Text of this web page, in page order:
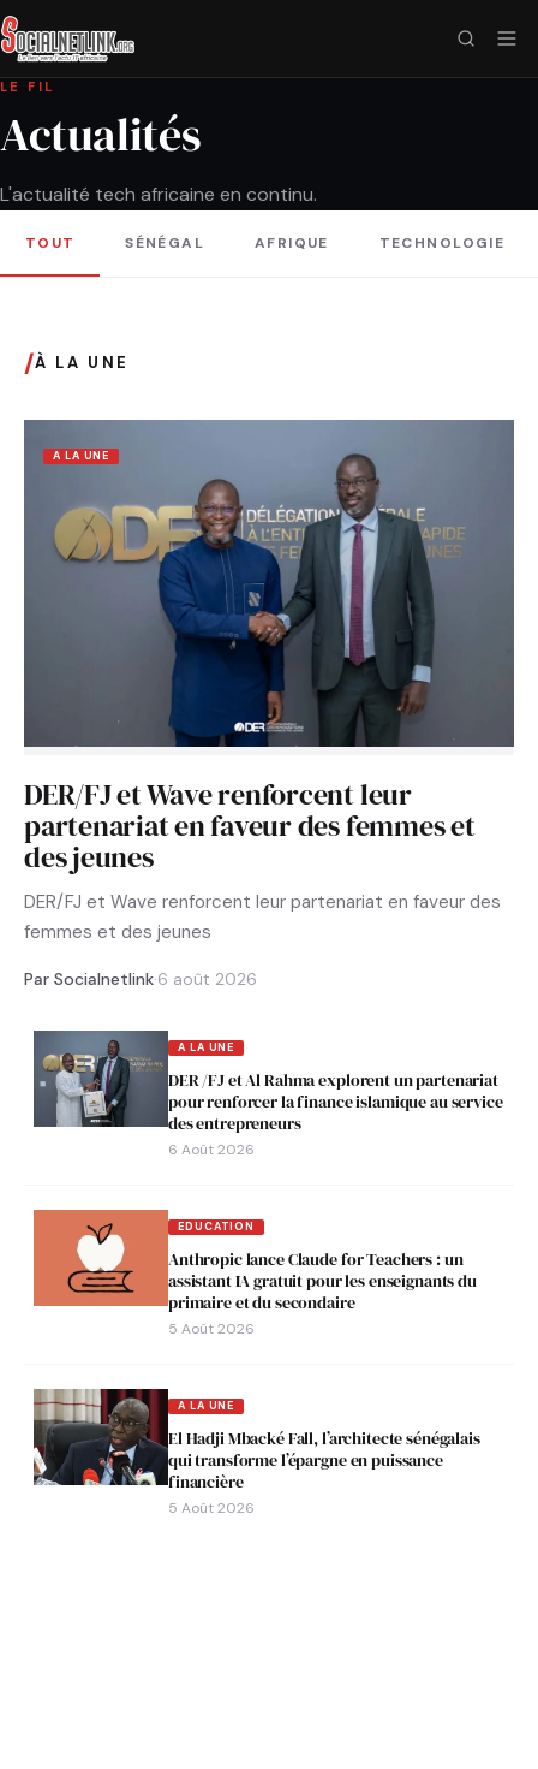
LE FIL
Actualités
L'actualité tech africaine en continu.
TOUT SÉNÉGAL AFRIQUE TECHNOLOGIE
/À LA UNE
A LA UNE
DER/FJ et Wave renforcent leur
partenariat en faveur des femmes et
des jeunes
DER/FJ et Wave renforcent leur partenariat en faveur des
femmes et des jeunes
Par Socialnetlink·6 août 2026
A LA UNE
DER /FJ et Al Rahma explorent un partenariat
pour renforcer la finance islamique au service
des entrepreneurs
6 Août 2026
EDUCATION
Anthropic lance Claude for Teachers : un
assistant IA gratuit pour les enseignants du
primaire et du secondaire
5 Août 2026
A LA UNE
El Hadji Mbacké Fall, l’architecte sénégalais
qui transforme l’épargne en puissance
financière
5 Août 2026